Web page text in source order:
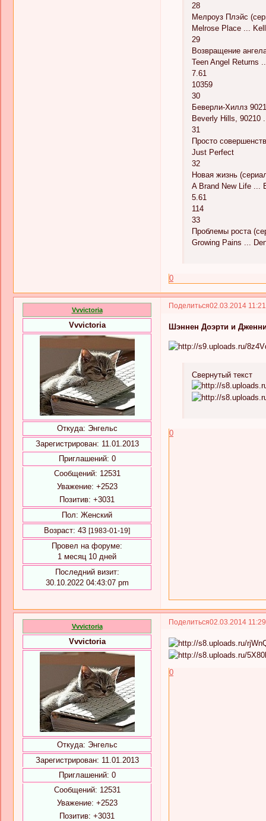
28
Мелроуз Плэйс
Melrose Place ...
29
Возвращение
Teen Angel Returns
7.61
10359
30
Беверли-Хиллз
Beverly Hills, 90210
31
Просто
Just Perfect
32
Новая жизнь
A Brand New Life ...
5.61
114
33
Проблемы роста
Growing Pains ...
0
Поделиться02.03.2014
Vvvictoria
Vvvictoria
Откуда: Энгельс
Зарегистрирован: 11.01.2013
Приглашений: 0
Сообщений: 12531
Уважение: +2523
Позитив: +3031
Пол: Женский
Возраст: 43 [1983-01-19]
Провел на форуме:
1 месяц 10 дней
Последний визит:
30.10.2022 04:43:07 pm
Шэннен Доэрти и
Свернутый текст
0
Поделиться02.03.2014
Vvvictoria
Vvvictoria
Откуда: Энгельс
Зарегистрирован: 11.01.2013
Приглашений: 0
Сообщений: 12531
Уважение: +2523
Позитив: +3031
0